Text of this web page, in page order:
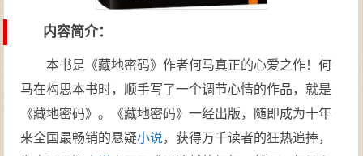
内容简介：
本书是《藏地密码》作者何马真正的心爱之作！何
马在构思本书时，顺手写了一个调节心情的作品，就是
《藏地密码》。《藏地密码》一经出版，随即成为十年
来全国最畅销的悬疑小说，获得万千读者的狂热追捧，